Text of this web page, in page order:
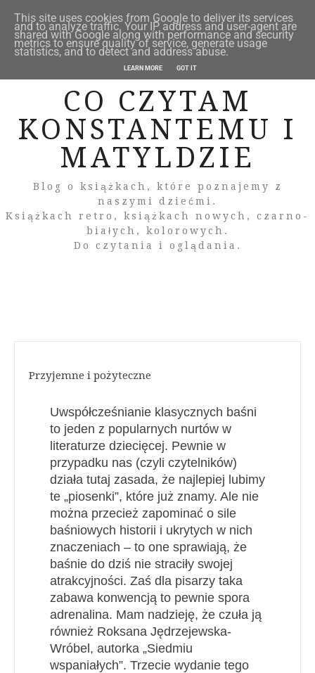
CO CZYTAM
KONSTANTEMU I
MATYLDZIE
Blog o książkach, które poznajemy z
naszymi dziećmi.
Książkach retro, książkach nowych, czarno-
białych, kolorowych.
Do czytania i oglądania.
Przyjemne i pożyteczne
Uwspółcześnianie klasycznych baśni
to jeden z popularnych nurtów w
literaturze dziecięcej. Pewnie w
przypadku nas (czyli czytelników)
działa tutaj zasada, że najlepiej lubimy
te „piosenki”, które już znamy. Ale nie
można przecież zapominać o sile
baśniowych historii i ukrytych w nich
znaczeniach – to one sprawiają, że
baśnie do dziś nie straciły swojej
atrakcyjności. Zaś dla pisarzy taka
zabawa konwencją to pewnie spora
adrenalina. Mam nadzieję, że czuła ją
również Roksana Jędrzejewska-
Wróbel, autorka „Siedmiu
wspaniałych”. Trzecie wydanie tego
This site uses cookies from Google to deliver its services
and to analyze traffic. Your IP address and user-agent are
shared with Google along with performance and security
metrics to ensure quality of service, generate usage
statistics, and to detect and address abuse.
LEARN MORE GOT IT